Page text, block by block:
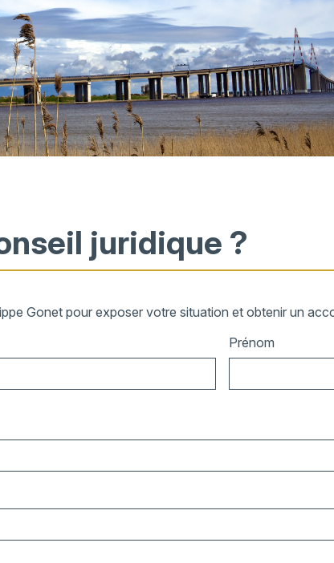
juridique ?
Gonet pour exposer votre situation et obtenir un
Prénom